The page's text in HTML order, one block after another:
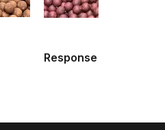
Response Red